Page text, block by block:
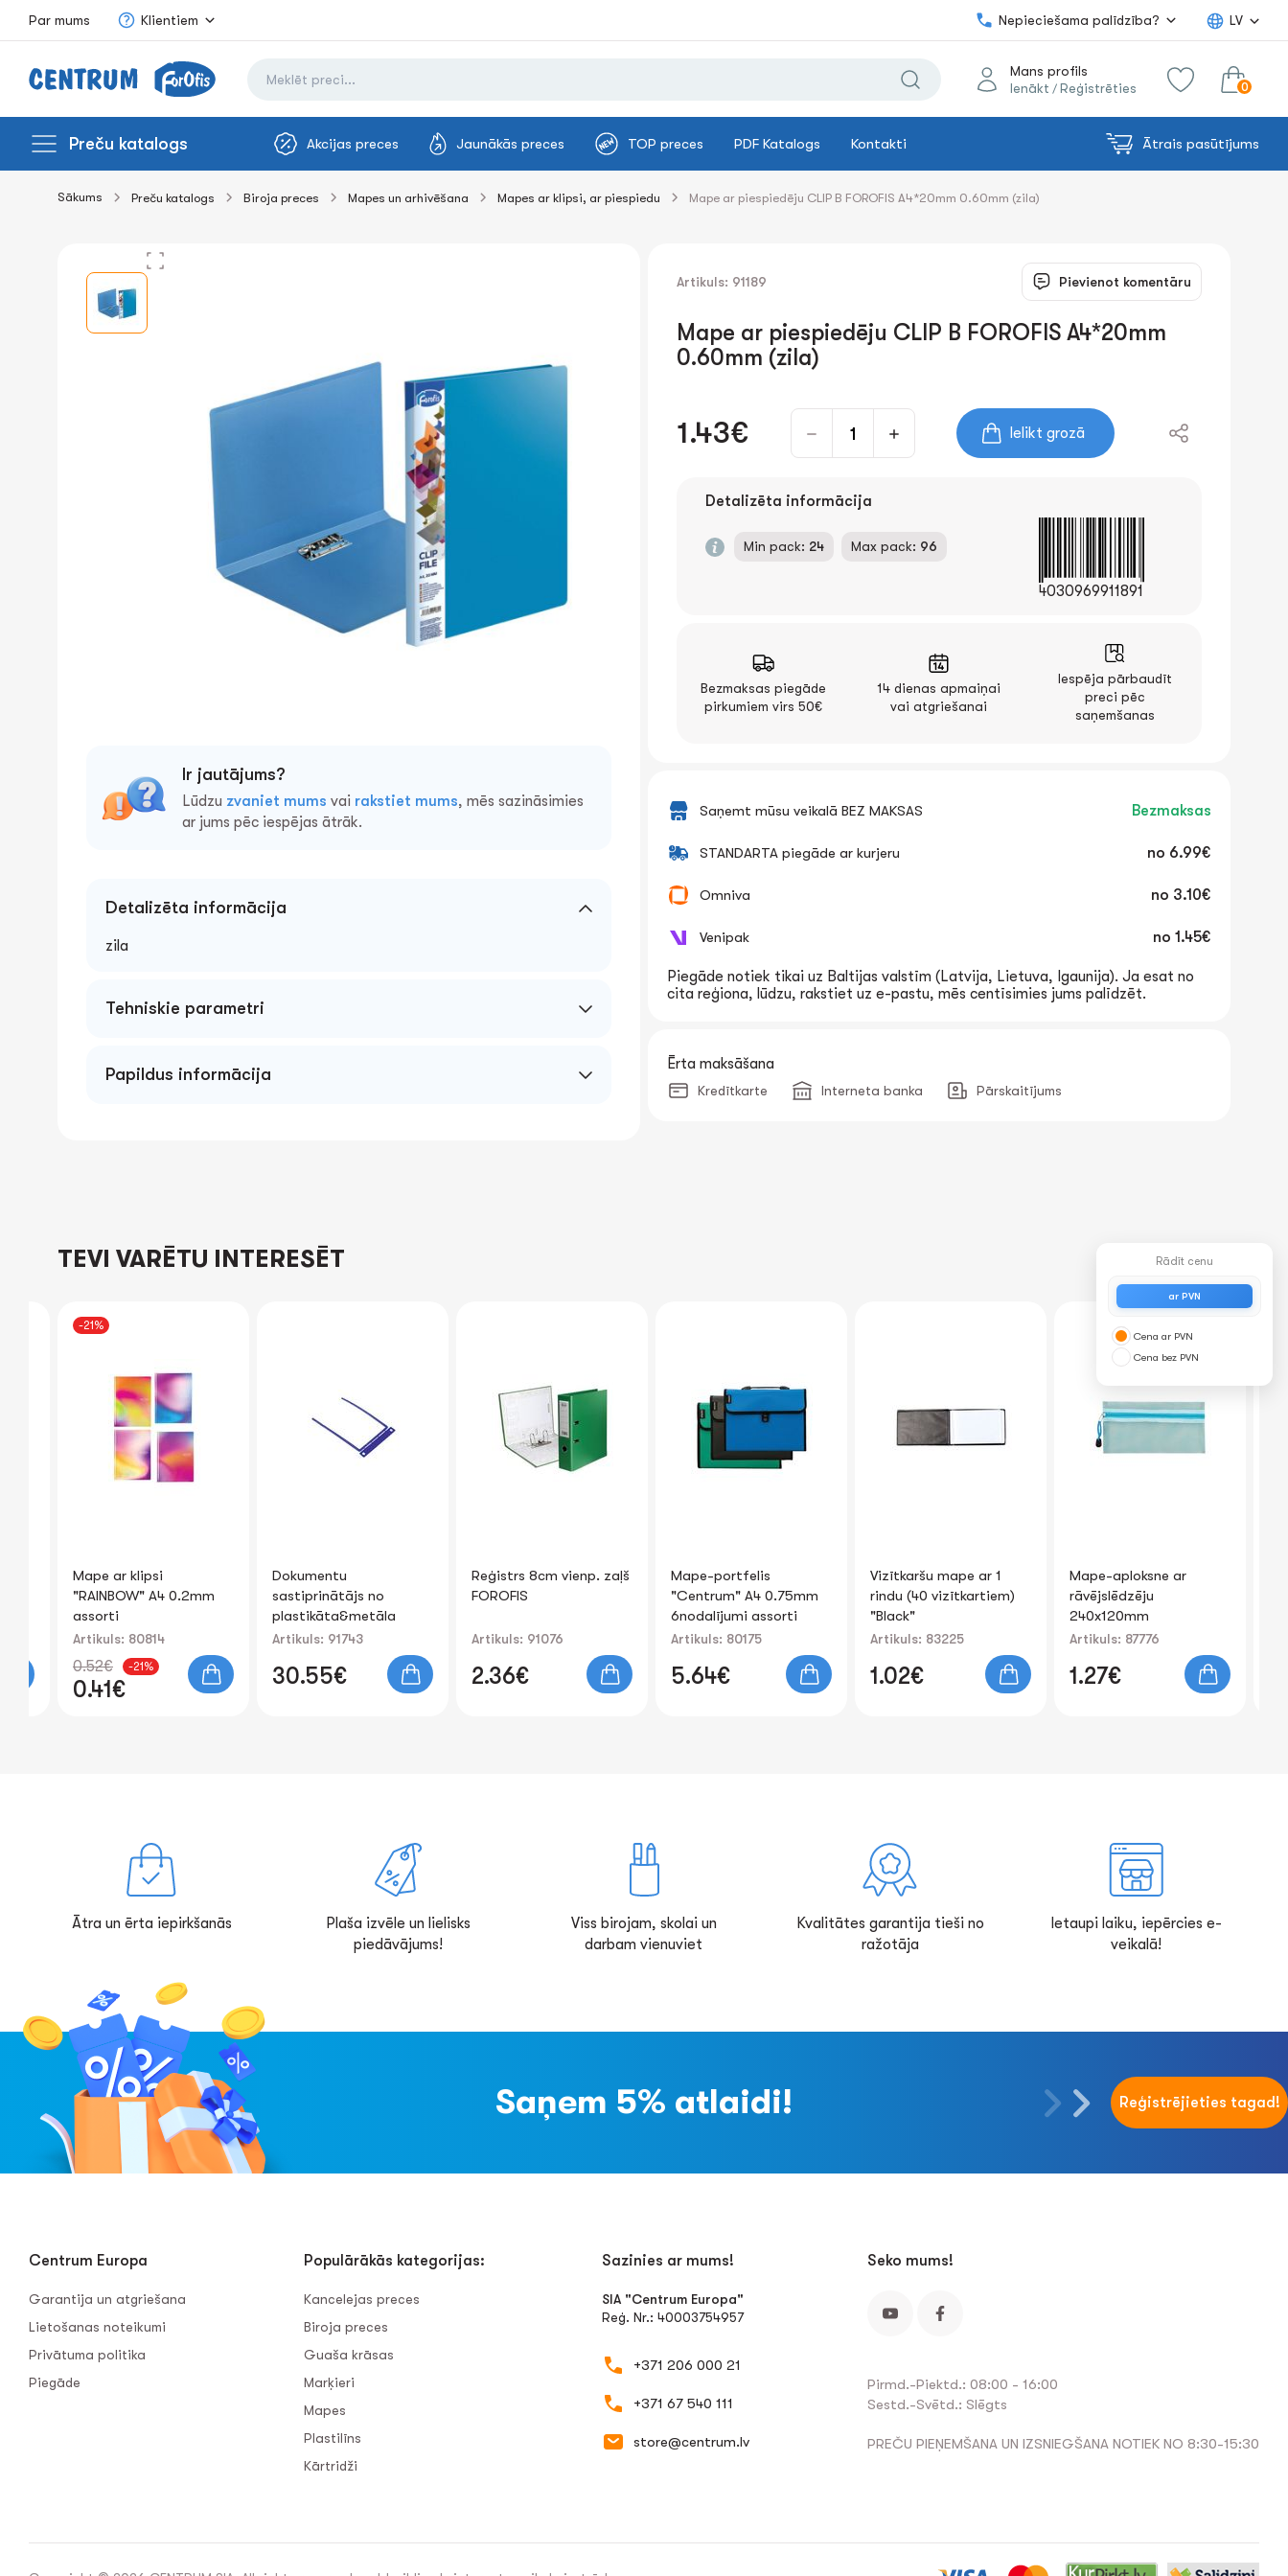
Par mums Klientiem Nepieciešama palīdzība? LV
Mans profils
Ienākt / Reģistrēties 0
Preču katalogs Akcijas preces Jaunākās preces TOP preces PDF Katalogs Kontakti Ātrais pasūtījums
Sākums Preču katalogs Biroja preces Mapes un arhivēšana Mapes ar klipsi, ar piespiedu Mape ar piespiedēju CLIP B FOROFIS A4*20mm 0.60mm (zila)
Ir jautājums?
Lūdzu zvaniet mums vai rakstiet mums, mēs sazināsimies
ar jums pēc iespējas ātrāk.
Detalizēta informācija
zila
Tehniskie parametri
Papildus informācija
Artikuls: 91189 Pievienot komentāru
Mape ar piespiedēju CLIP B FOROFIS A4*20mm
0.60mm (zila)
1.43€ Ielikt grozā
Detalizēta informācija
Min pack: 24 Max pack: 96
4030969911891
Bezmaksas piegāde
pirkumiem virs 50€
14 dienas apmaiņai
vai atgriešanai
Iespēja pārbaudīt
preci pēc
saņemšanas
Saņemt mūsu veikalā BEZ MAKSAS Bezmaksas
STANDARTA piegāde ar kurjeru no 6.99€
Omniva no 3.10€
Venipak no 1.45€
Piegāde notiek tikai uz Baltijas valstīm (Latvija, Lietuva, Igaunija). Ja esat no
cita reģiona, lūdzu, rakstiet uz e-pastu, mēs centīsimies jums palīdzēt.
Ērta maksāšana
Kredītkarte Interneta banka Pārskaitījums
TEVI VARĒTU INTERESĒT
-21%
Mape ar klipsi
"RAINBOW" A4 0.2mm
assorti
Artikuls: 80814
0.52€ -21%
0.41€
Dokumentu
sastiprinātājs no
plastikāta&metāla
FOROFIS (zilā krāsa)
Artikuls: 91743
30.55€
Reģistrs 8cm vienp. zaļš
FOROFIS
Artikuls: 91076
2.36€
Mape-portfelis
"Centrum" A4 0.75mm
6nodalījumi assorti
Artikuls: 80175
5.64€
Vizītkaršu mape ar 1
rindu (40 vizītkartiem)
"Black"
Artikuls: 83225
1.02€
Mape-aploksne ar
rāvējslēdzēju
240x120mm
Artikuls: 87776
1.27€
Rādīt cenu
ar PVN
Cena ar PVN
Cena bez PVN
Ātra un ērta iepirkšanās
Plaša izvēle un lielisks
piedāvājums!
Viss birojam, skolai un
darbam vienuviet
Kvalitātes garantija tieši no
ražotāja
Ietaupi laiku, iepērcies e-
veikalā!
Saņem 5% atlaidi! Reģistrējieties tagad!
Centrum Europa
Garantija un atgriešana
Lietošanas noteikumi
Privātuma politika
Piegāde
Populārākās kategorijas:
Kancelejas preces
Biroja preces
Guaša krāsas
Marķieri
Mapes
Plastilīns
Kārtridži
Sazinies ar mums!
SIA "Centrum Europa"
Reģ. Nr.: 40003754957
+371 206 000 21
+371 67 540 111
store@centrum.lv
Seko mums!
Pirmd.-Piektd.: 08:00 - 16:00
Sestd.-Svētd.: Slēgts
PREČU PIEŅEMŠANA UN IZSNIEGŠANA NOTIEK NO 8:30-15:30